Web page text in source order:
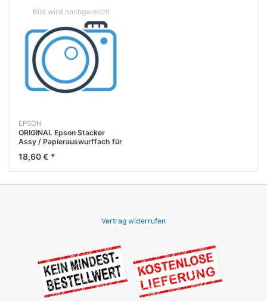
EPSON
ORIGINAL Epson Stacker
Assy / Papierauswurffach für
18,60 € *
Vertrag widerrufen